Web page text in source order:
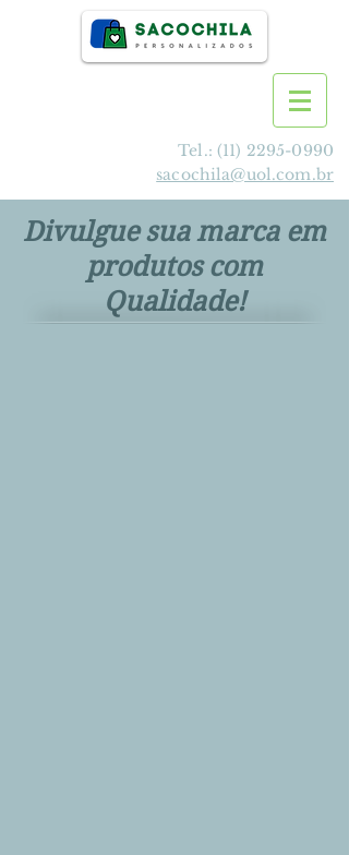
Tel.:(11) 2295-0990
sacochila@uol.com.br
Divulgue sua marca em
produtos com
Qualidade!